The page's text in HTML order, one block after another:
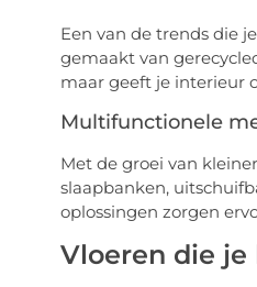
Een van de trends die
gemaakt van
maar geeft je interieur
Multifunctionele
Met de groei van
slaapbanken,
oplossingen zorgen
Vloeren die